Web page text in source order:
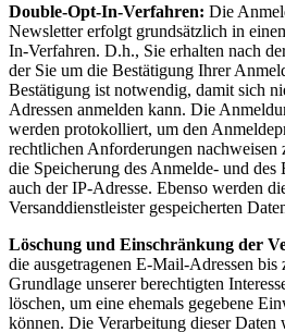
Double-Opt-In-Verfahren: Die
Newsletter erfolgt grundsätzlich in
In-Verfahren. D.h., Sie erhalten nach
der Sie um die Bestätigung Ihrer
Bestätigung ist notwendig, damit sich
Adressen anmelden kann. Die
werden protokolliert, um den
rechtlichen Anforderungen
die Speicherung des Anmelde- und des
auch der IP-Adresse. Ebenso werden
Versanddienstleister gespeicherten
Löschung und Einschränkung der
die ausgetragenen E-Mail-Adressen bis
Grundlage unserer berechtigten
löschen, um eine ehemals gegebene
können. Die Verarbeitung dieser